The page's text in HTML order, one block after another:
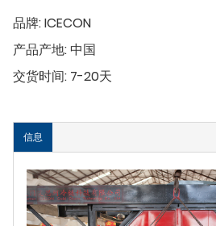
品牌:ICECON
产品产地: 中国
交货时间: 7-20天
信息